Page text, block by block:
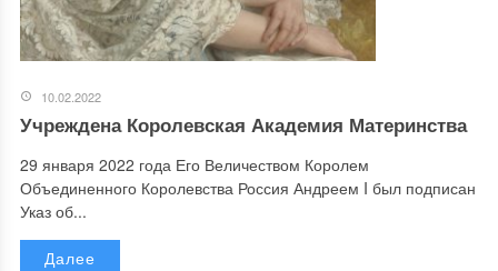
10.02.2022
Учреждена Королевская Академия Материнства
29 января 2022 года Его Величеством Королем
Объединенного Королевства Россия Андреем I был подписан
Указ об...
Далее